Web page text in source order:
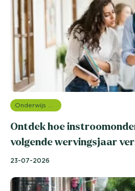
Onderwijs onderzoek
Ontdek hoe
volgende wervingsjaar
23-07-2026